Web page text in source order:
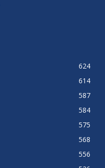
624
614
587
584
575
568
556